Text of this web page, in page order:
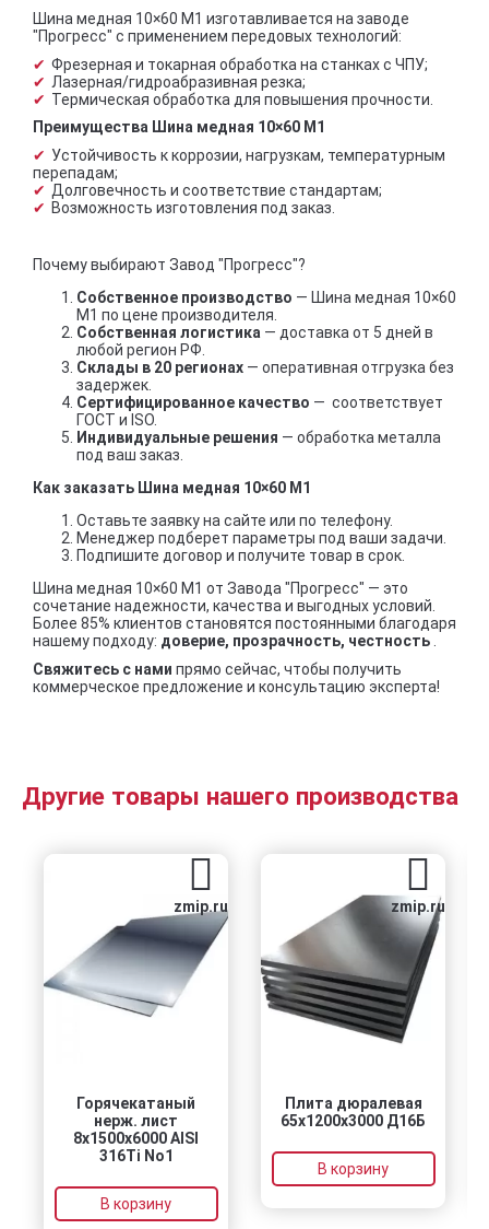
Шина медная 10×60 М1 изготавливается на заводе
"Прогресс" с применением передовых технологий:
Фрезерная и токарная обработка на станках с ЧПУ;
Лазерная/гидроабразивная резка;
Термическая обработка для повышения прочности.
Преимущества Шина медная 10×60 М1
Устойчивость к коррозии, нагрузкам, температурным
перепадам;
Долговечность и соответствие стандартам;
Возможность изготовления под заказ.
Почему выбирают Завод "Прогресс"?
Собственное производство — Шина медная 10×60
М1 по цене производителя.
Собственная логистика — доставка от 5 дней в
любой регион РФ.
Склады в 20 регионах — оперативная отгрузка без
задержек.
Сертифицированное качество — соответствует
ГОСТ и ISO.
Индивидуальные решения — обработка металла
под ваш заказ.
Как заказать Шина медная 10×60 М1
Оставьте заявку на сайте или по телефону.
Менеджер подберет параметры под ваши задачи.
Подпишите договор и получите товар в срок.
Шина медная 10×60 М1 от Завода "Прогресс" — это
сочетание надежности, качества и выгодных условий.
Более 85% клиентов становятся постоянными благодаря
нашему подходу: доверие, прозрачность, честность
Свяжитесь с нами прямо сейчас, чтобы получить
коммерческое предложение и консультацию эксперта!
Другие товары нашего производства
zmip.ru
Горячекатаный
нерж. лист
8х1500х6000 AISI
316Ti No1
В корзину
zmip.ru
Плита дюралевая
65x1200x3000 Д16Б
В корзину